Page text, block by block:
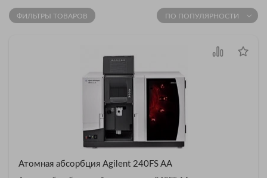
ФИЛЬТРЫ ТОВАРОВ ПО ПОПУЛЯРНОСТИ
Атомная абсорбция Agilent 240FS AA